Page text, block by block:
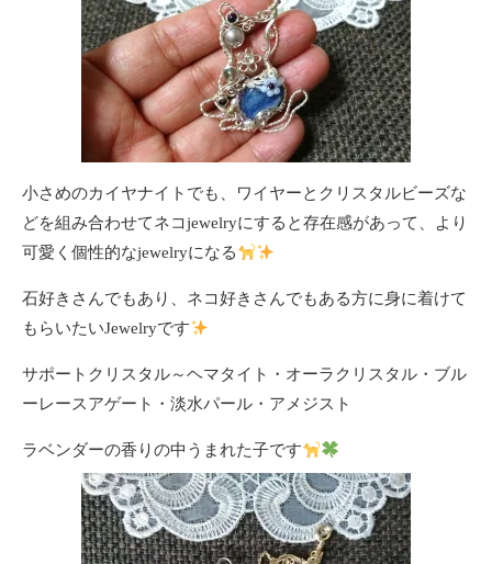
小さめのカイヤナイトでも、ワイヤーとクリスタルビーズな
どを組み合わせてネコjewelryにすると存在感があって、より
可愛く個性的なjewelryになる
石好きさんでもあり、ネコ好きさんでもある方に身に着けて
もらいたいJewelryです
サポートクリスタル～ヘマタイト・オーラクリスタル・ブル
ーレースアゲート・淡水パール・アメジスト
ラベンダーの香りの中うまれた子です